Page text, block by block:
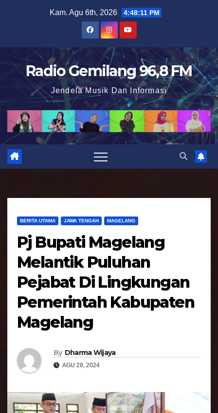
t
o
n
Kam. Agu 6th, 2026 4:48:12 PM
Radio Gemilang 96,8 FM
Jendela Musik Dan Informasi
BERITA UTAMA JAWA TENGAH MAGELANG
Pj Bupati Magelang
Melantik Puluhan
Pejabat Di Lingkungan
Pemerintah Kabupaten
Magelang
By Dharma Wijaya
AGU 28, 2024